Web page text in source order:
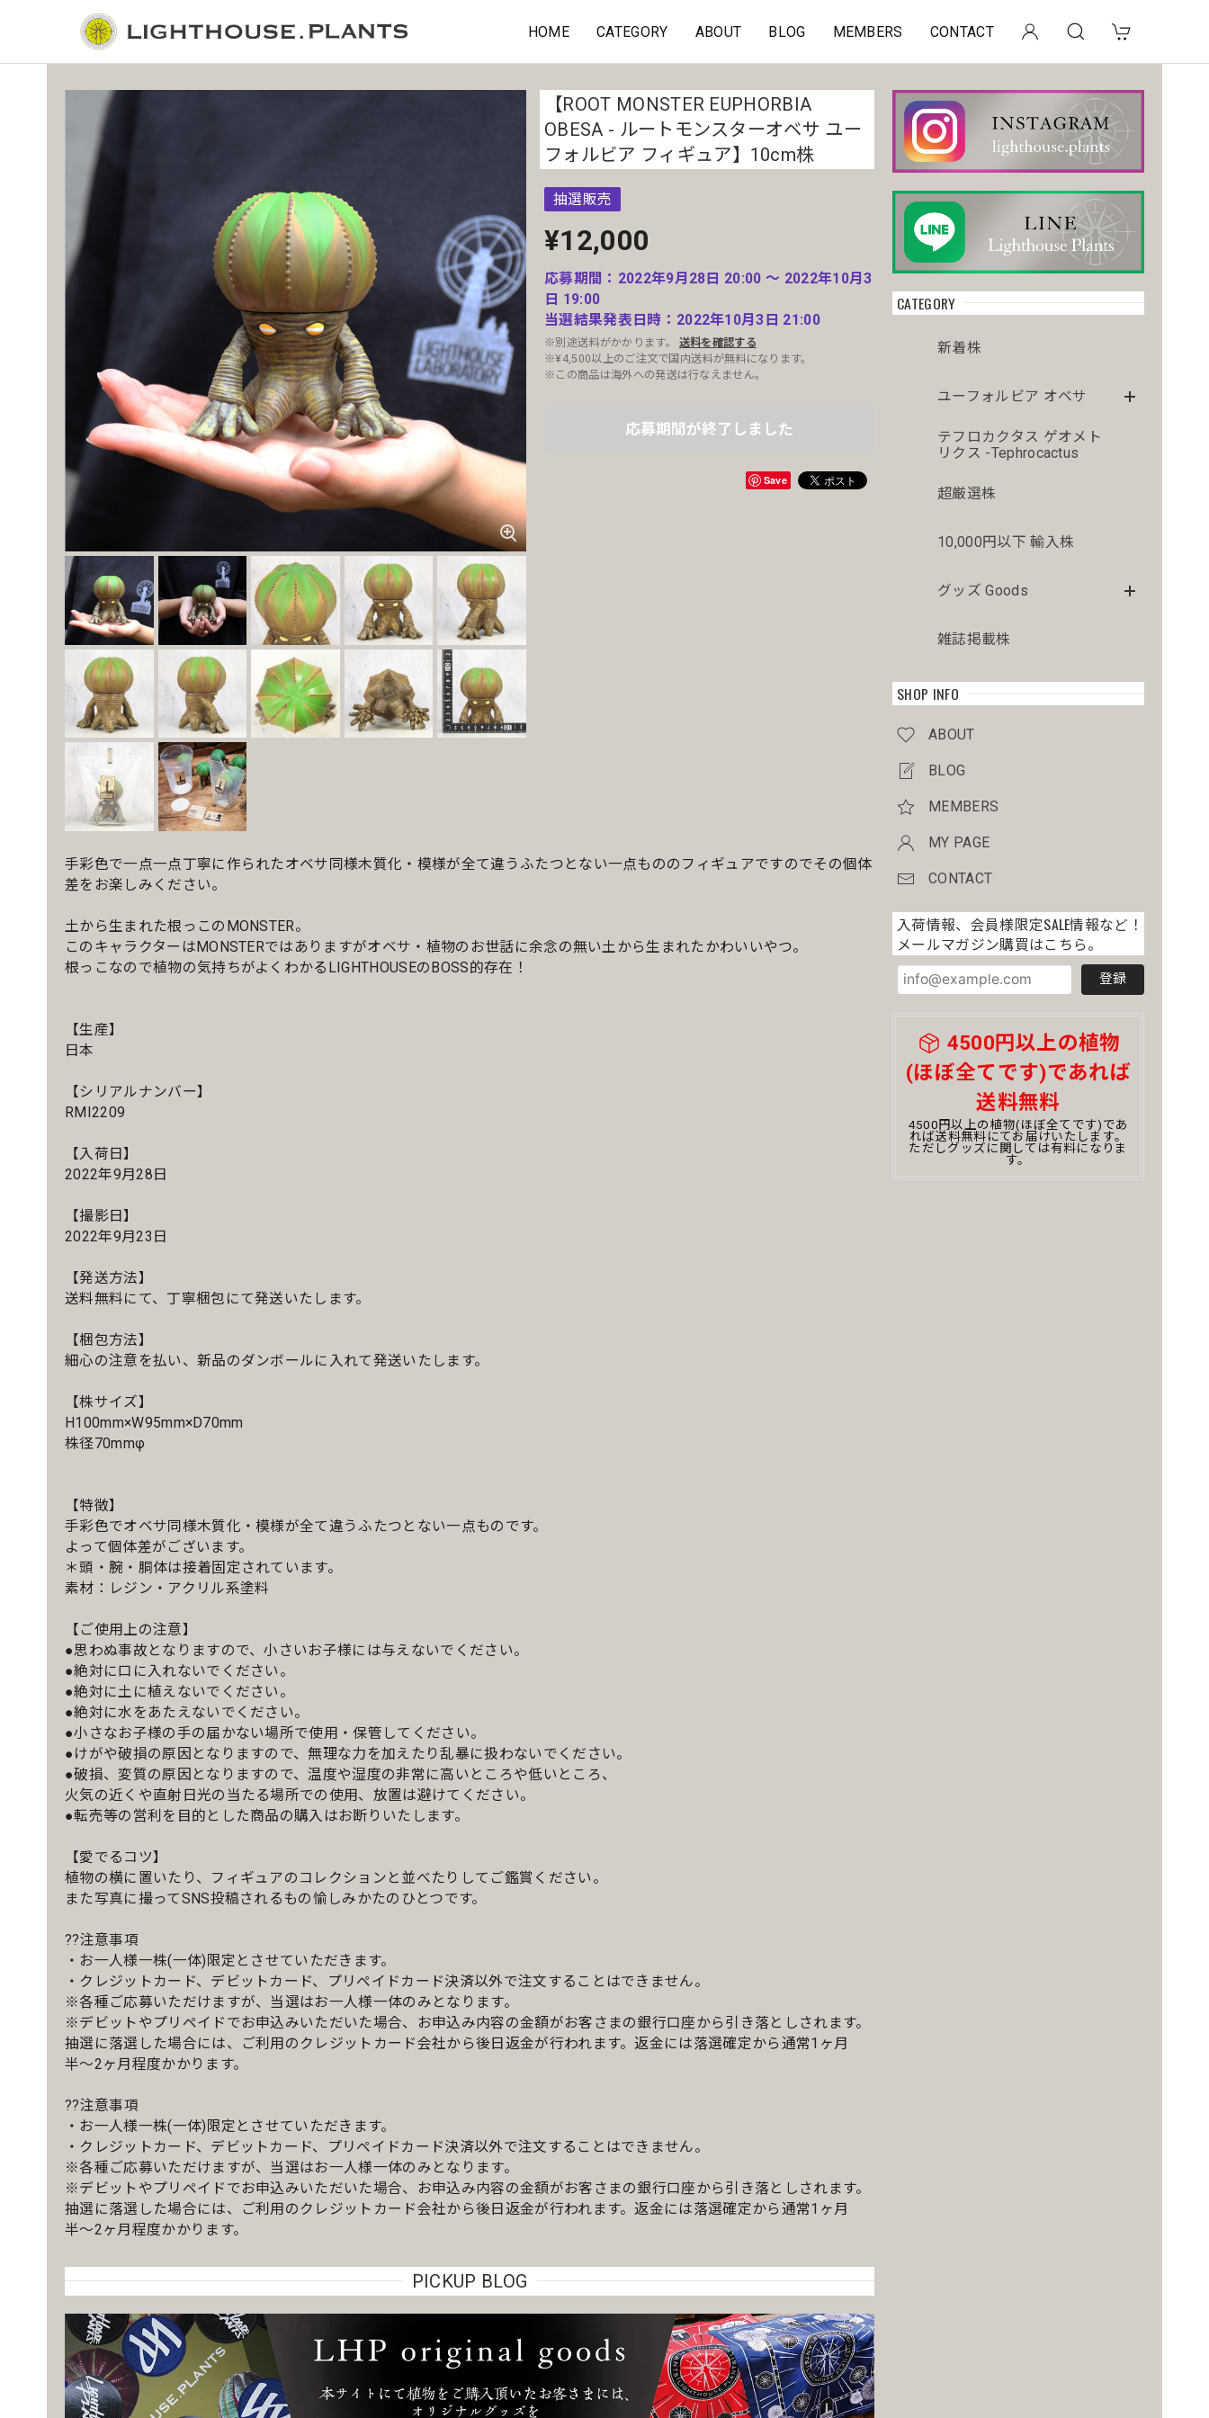
HOME CATEGORY ABOUT BLOG MEMBERS CONTACT
CATEGORY
新着株
ユーフォルビア オベサ
テフロカクタス ゲオメト
リクス -Tephrocactus
超厳選株
10,000円以下 輸入株
グッズ Goods
雑誌掲載株
SHOP INFO
ABOUT
BLOG
MEMBERS
MY PAGE
CONTACT
入荷情報、会員様限定SALE情報など！
メールマガジン購買はこちら。
登録
4500円以上の植物
(ほぼ全てです)であれば
送料無料
4500円以上の植物(ほぼ全てです)であ
れば送料無料にてお届けいたします。
ただしグッズに関しては有料になりま
す。
【ROOT MONSTER EUPHORBIA
OBESA - ルートモンスターオベサ ユー
フォルビア フィギュア】10cm株
抽選販売
¥12,000
応募期間：2022年9月28日 20:00 〜 2022年10月3
日 19:00
当選結果発表日時：2022年10月3日 21:00
※別途送料がかかります。
送料を確認する
※¥4,500以上のご注文で国内送料が無料になります。
※この商品は海外への発送は行なえません。
応募期間が終了しました
Save
手彩色で一点一点丁寧に作られたオベサ同様木質化・模様が全て違うふたつとない一点もののフィギュアですのでその個体
差をお楽しみください。
土から生まれた根っこのMONSTER。
このキャラクターはMONSTERではありますがオベサ・植物のお世話に余念の無い土から生まれたかわいいやつ。
根っこなので植物の気持ちがよくわかるLIGHTHOUSEのBOSS的存在！
【生産】
日本
【シリアルナンバー】
RMI2209
【入荷日】
2022年9月28日
【撮影日】
2022年9月23日
【発送方法】
送料無料にて、丁寧梱包にて発送いたします。
【梱包方法】
細心の注意を払い、新品のダンボールに入れて発送いたします。
【株サイズ】
H100mm×W95mm×D70mm
株径70mmφ
【特徴】
手彩色でオベサ同様木質化・模様が全て違うふたつとない一点ものです。
よって個体差がございます。
＊頭・腕・胴体は接着固定されています。
素材：レジン・アクリル系塗料
【ご使用上の注意】
●思わぬ事故となりますので、小さいお子様には与えないでください。
●絶対に口に入れないでください。
●絶対に土に植えないでください。
●絶対に水をあたえないでください。
●小さなお子様の手の届かない場所で使用・保管してください。
●けがや破損の原因となりますので、無理な力を加えたり乱暴に扱わないでください。
●破損、変質の原因となりますので、温度や湿度の非常に高いところや低いところ、
火気の近くや直射日光の当たる場所での使用、放置は避けてください。
●転売等の営利を目的とした商品の購入はお断りいたします。
【愛でるコツ】
植物の横に置いたり、フィギュアのコレクションと並べたりしてご鑑賞ください。
また写真に撮ってSNS投稿されるもの愉しみかたのひとつです。
??注意事項
・お一人様一株(一体)限定とさせていただきます。
・クレジットカード、デビットカード、プリペイドカード決済以外で注文することはできません。
※各種ご応募いただけますが、当選はお一人様一体のみとなります。
※デビットやプリペイドでお申込みいただいた場合、お申込み内容の金額がお客さまの銀行口座から引き落としされます。
抽選に落選した場合には、ご利用のクレジットカード会社から後日返金が行われます。返金には落選確定から通常1ヶ月
半〜2ヶ月程度かかります。
??注意事項
・お一人様一株(一体)限定とさせていただきます。
・クレジットカード、デビットカード、プリペイドカード決済以外で注文することはできません。
※各種ご応募いただけますが、当選はお一人様一体のみとなります。
※デビットやプリペイドでお申込みいただいた場合、お申込み内容の金額がお客さまの銀行口座から引き落としされます。
抽選に落選した場合には、ご利用のクレジットカード会社から後日返金が行われます。返金には落選確定から通常1ヶ月
半〜2ヶ月程度かかります。
PICKUP BLOG